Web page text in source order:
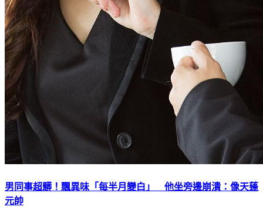
男同事超髒！飄異味「每半月變白」 他坐旁邊崩潰：像天蓬
元帥